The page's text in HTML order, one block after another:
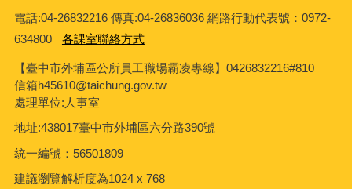
電話:04-26832216 傳真:04-26836036 網路行動代表號：0972-
634800
各課室聯絡方式
【臺中市外埔區公所員工職場霸凌專線】0426832216#810
信箱h45610@taichung.gov.tw
處理單位:人事室
地址:438017臺中市外埔區六分路390號
統一編號：56501809
建議瀏覽解析度為1024 x 768